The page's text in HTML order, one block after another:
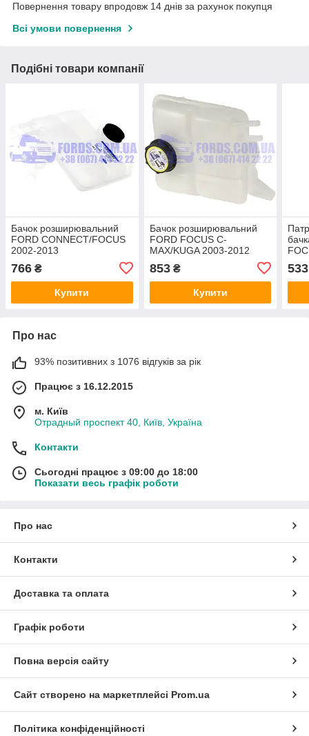
Повернення товару впродовж 14 днів за рахунок покупця
Всі умови повернення
Подібні товари компанії
Бачок розширювальний
FORD CONNECT/FOCUS
2002-2013
(1104120/98AB8K218AK/4967753)
ORIGINAL
766 ₴
Купити
Бачок розширювальний
FORD FOCUS C-
MAX/KUGA 2003-2012
853₴
Купити
533
Про нас
93% позитивних з 1076 відгуків за рік
Працює з 16.12.2015
м. Київ
Отрадный проспект 40, Київ, Україна
Контакти
Сьогодні працює з 09:00 до 18:00
Показати весь графік роботи
Про нас
Контакти
Доставка та оплата
Графік роботи
Повна версія сайту
Сайт створено на маркетплейсі Prom.ua
Політика конфіденційності